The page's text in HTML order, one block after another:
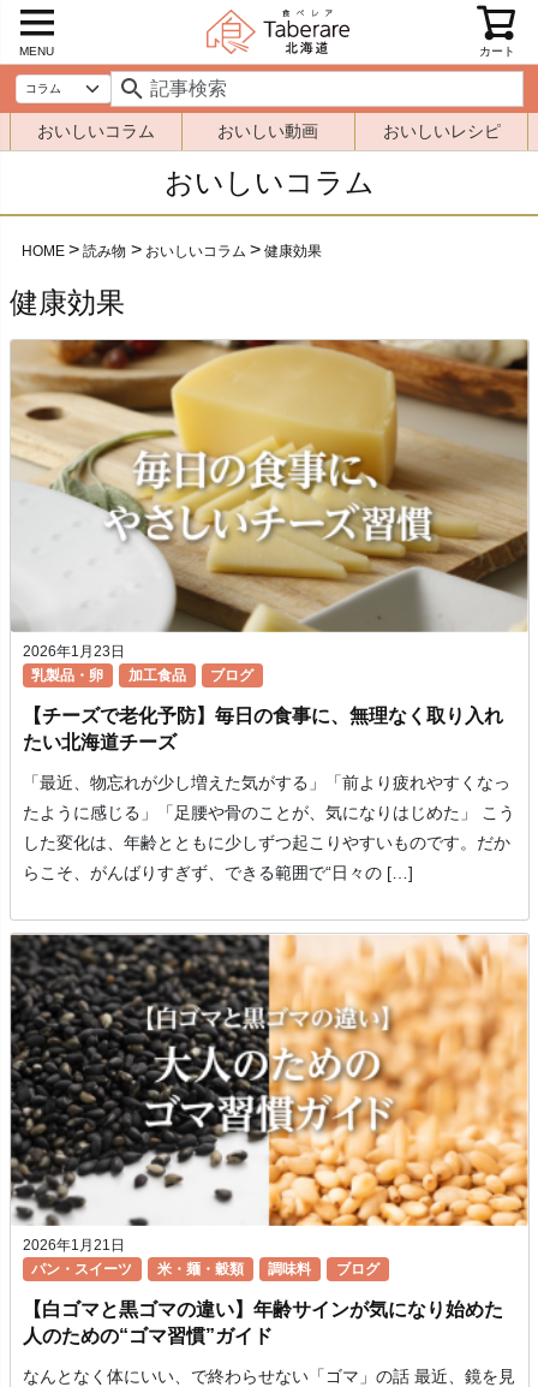
MENU カート
おいしいコラム おいしい動画 おいしいレシピ
おいしいコラム
HOME 読み物 おいしいコラム 健康効果
健康効果
2026年1月23日
乳製品・卵
加工食品 ブログ
【チーズで老化予防】毎日の食事に、無理なく取り入れ
たい北海道チーズ
「最近、物忘れが少し増えた気がする」「前より疲れやすくなっ
たように感じる」「足腰や骨のことが、気になりはじめた」 こう
した変化は、年齢とともに少しずつ起こりやすいものです。だか
らこそ、がんばりすぎず、できる範囲で“日々の […]
2026年1月21日
パン・スイーツ
米・麺・穀類 調味料 ブログ
【白ゴマと黒ゴマの違い】年齢サインが気になり始めた
人のための“ゴマ習慣”ガイド
なんとなく体にいい、で終わらせない「ゴマ」の話 最近、鏡を見